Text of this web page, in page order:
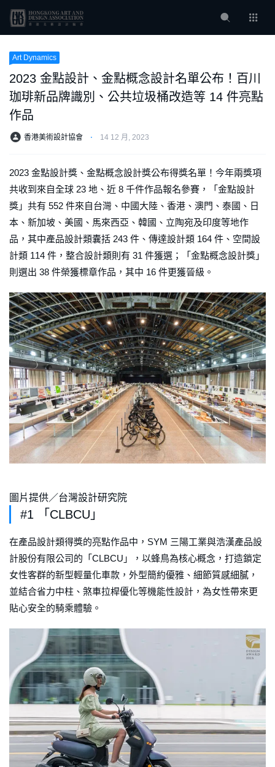
Art Dynamics
2023 金點設計、金點概念設計名單公布！百川
珈琲新品牌識別、公共垃圾桶改造等 14 件亮點
作品
香港美術設計協會 ⋅ 14 12 月, 2023
2023 金點設計獎、金點概念設計獎公布得獎名單！今年兩獎項
共收到來自全球 23 地、近 8 千件作品報名參賽，「金點設計
獎」共有 552 件來自台灣、中國大陸、香港、澳門、泰國、日
本、新加坡、美國、馬來西亞、韓國、立陶宛及印度等地作
品，其中產品設計類囊括 243 件、傳達設計類 164 件、空間設
計類 114 件，整合設計類則有 31 件獲選；「金點概念設計獎」
則選出 38 件榮獲標章作品，其中 16 件更獲晉級。
圖片提供／台灣設計研究院
#1 「CLBCU」
在產品設計類得獎的亮點作品中，SYM 三陽工業與浩漢產品設
計股份有限公司的「CLBCU」，以蜂鳥為核心概念，打造鎖定
女性客群的新型輕量化車款，外型簡約優雅、細節質感細膩，
並結合省力中柱、煞車拉桿優化等機能性設計，為女性帶來更
貼心安全的騎乘體驗。